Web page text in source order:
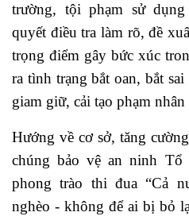
trường, tội phạm sử
quyết điều tra làm rõ, đề
trọng điểm gây bức xúc
ra tình trạng bắt oan, bắt
giam giữ, cải tạo phạm
Hướng về cơ sở, tăng
chúng bảo vệ an ninh Tổ
phong trào thi đua “Cả
nghèo - không để ai bị bỏ